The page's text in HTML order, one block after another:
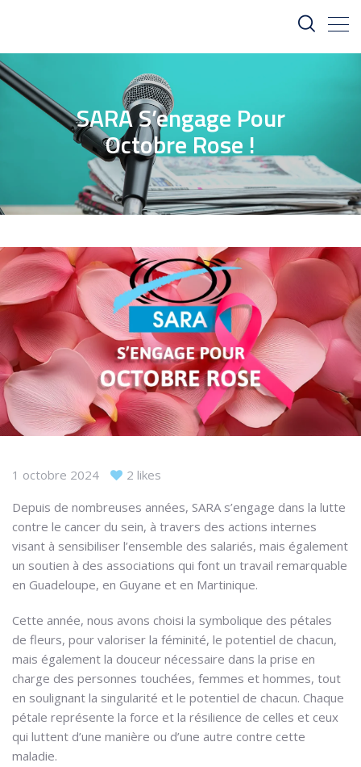
SARA S’engage Pour
Octobre Rose !
1 octobre 2024
2 likes
Depuis de nombreuses années, SARA s’engage dans la lutte
contre le cancer du sein, à travers des actions internes
visant à sensibiliser l’ensemble des salariés, mais également
un soutien à des associations qui font un travail remarquable
en Guadeloupe, en Guyane et en Martinique.
Cette année, nous avons choisi la symbolique des pétales
de fleurs, pour valoriser la féminité, le potentiel de chacun,
mais également la douceur nécessaire dans la prise en
charge des personnes touchées, femmes et hommes, tout
en soulignant la singularité et le potentiel de chacun. Chaque
pétale représente la force et la résilience de celles et ceux
qui luttent d’une manière ou d’une autre contre cette
maladie.